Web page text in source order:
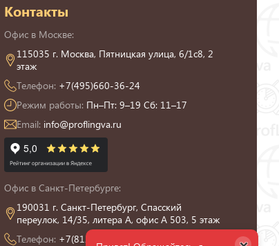
Контакты
Офис в Москве:
115035 г. Москва, Пятницкая улица, 6/1с8, 2
этаж
Телефон: +7(495)660-36-24
Режим работы: Пн–Пт: 9–19 Сб: 11–17
Email: info@proflingva.ru
Офис в Санкт-Петербурге:
190031 г. Санкт-Петербург, Спасский
переулок, 14/35, литера А, офис А 503, 5 этаж
Телефон: +7(812)426-13-21